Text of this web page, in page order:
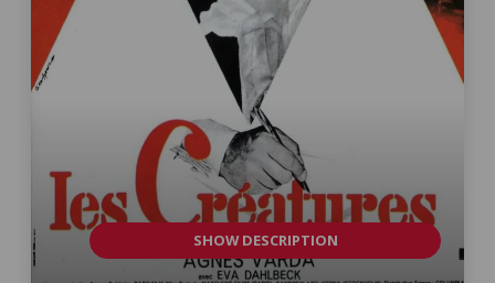
SHOW DESCRIPTION